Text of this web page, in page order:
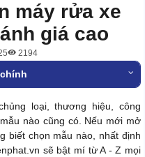
máy rửa xe
giá cao
2194
loại, thương hiệu, công
nào cũng có. Nếu mới mở
biết chọn mẫu nào, nhất định
sẽ bật mí từ A - Z mọi